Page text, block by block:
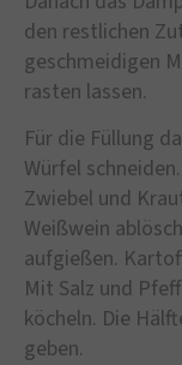
den restlichen
geschmeidigen
rasten lassen.
Für die Füllung
Würfel
Zwiebel und
Weißwein
aufgießen.
Mit Salz und
köcheln. Die
geben.